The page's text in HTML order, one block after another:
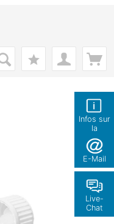
Infos sur
la
boutique
E-Mail
Live-
Chat